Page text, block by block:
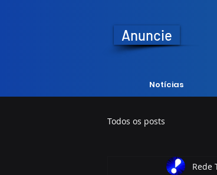
Anuncie
Notícias
Todos os posts
Rede